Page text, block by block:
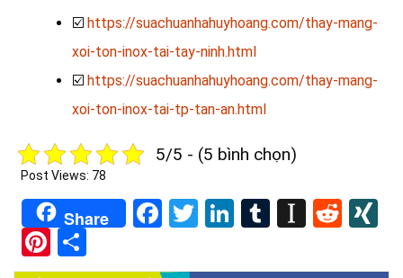
☑️ https://suachuanhahuyhoang.com/thay-mang-
xoi-ton-inox-tai-tay-ninh.html
☑️ https://suachuanhahuyhoang.com/thay-mang-
xoi-ton-inox-tai-tp-tan-an.html
5/5 - (5 bình chọn)
Post Views: 78
Share Facebook
TwitterLinkedIn
Tumblr
Pinterest